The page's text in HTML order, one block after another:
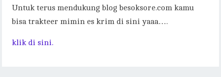
Untuk terus mendukung blog besoksore.com kamu
bisa trakteer mimin es krim di sini yaaa….
klik di sini.